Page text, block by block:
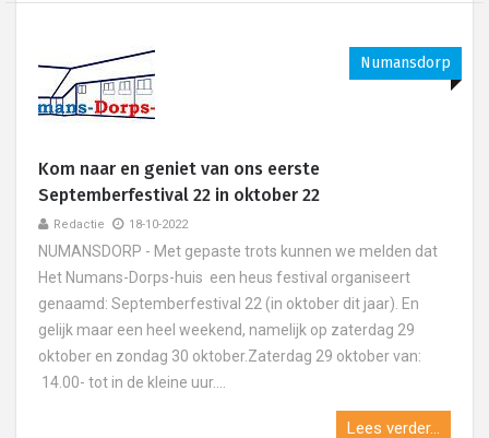
Numansdorp
Kom naar en geniet van ons eerste
Septemberfestival 22 in oktober 22
Redactie 18-10-2022
NUMANSDORP - Met gepaste trots kunnen we melden dat
Het Numans-Dorps-huis een heus festival organiseert
genaamd: Septemberfestival 22 (in oktober dit jaar). En
gelijk maar een heel weekend, namelijk op zaterdag 29
oktober en zondag 30 oktober.Zaterdag 29 oktober van:
14.00- tot in de kleine uur....
Lees verder...